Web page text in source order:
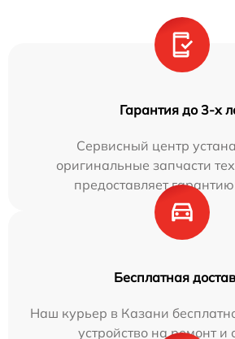
Гарантия до 3-х
Сервисный центр
оригинальные запчасти
предоставляет
Бесплатная
Наш курьер в Казани
устройство на ремонт и